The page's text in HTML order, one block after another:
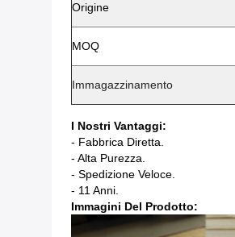
Origine
MOQ
Immagazzinamento
I Nostri Vantaggi:
- Fabbrica Diretta.
- Alta Purezza.
- Spedizione Veloce.
- 11 Anni.
Immagini Del Prodotto: